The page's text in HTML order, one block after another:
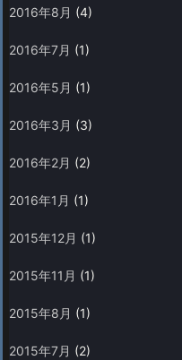
2016年8月 (4)
2016年7月 (1)
2016年5月 (1)
2016年3月 (3)
2016年2月 (2)
2016年1月 (1)
2015年12月 (1)
2015年11月 (1)
2015年8月 (1)
2015年7月 (2)